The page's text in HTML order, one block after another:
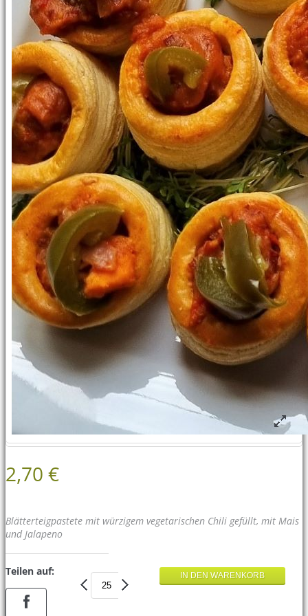
2,70 €
Blätterteigpastete mit würzigem vegetarischen Chili gefüllt, mit Mais
und Jalapeno
Teilen auf: